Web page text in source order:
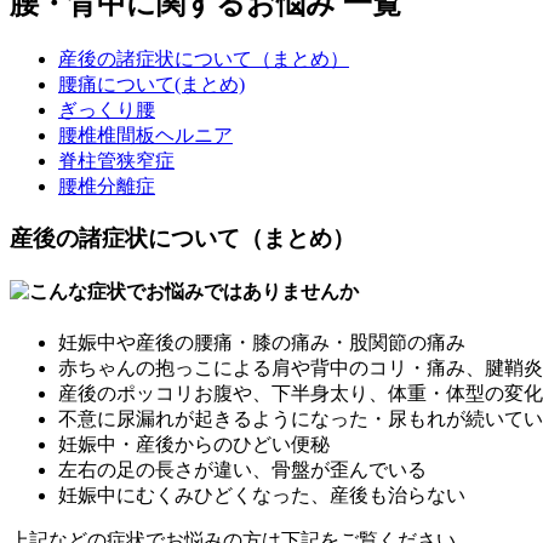
産後の諸症状について（まとめ）
腰痛について(まとめ)
ぎっくり腰
腰椎椎間板ヘルニア
脊柱管狭窄症
腰椎分離症
産後の諸症状について（まとめ）
妊娠中や産後の腰痛・膝の痛み・股関節の痛み
赤ちゃんの抱っこによる肩や背中のコリ・痛み、腱鞘炎
産後のポッコリお腹や、下半身太り、体重・体型の変化
不意に尿漏れが起きるようになった・尿もれが続いて
妊娠中・産後からのひどい便秘
左右の足の長さが違い、骨盤が歪んでいる
妊娠中にむくみひどくなった、産後も治らない